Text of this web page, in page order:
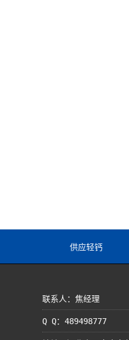
供应轻钙
联系人：焦经理
Q Q：489498777